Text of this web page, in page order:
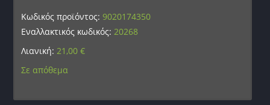
Κωδικός προϊόντος:9020174350
Εναλλακτικός κωδικός:20268
Λιανική:21,00€
Σε απόθεμα